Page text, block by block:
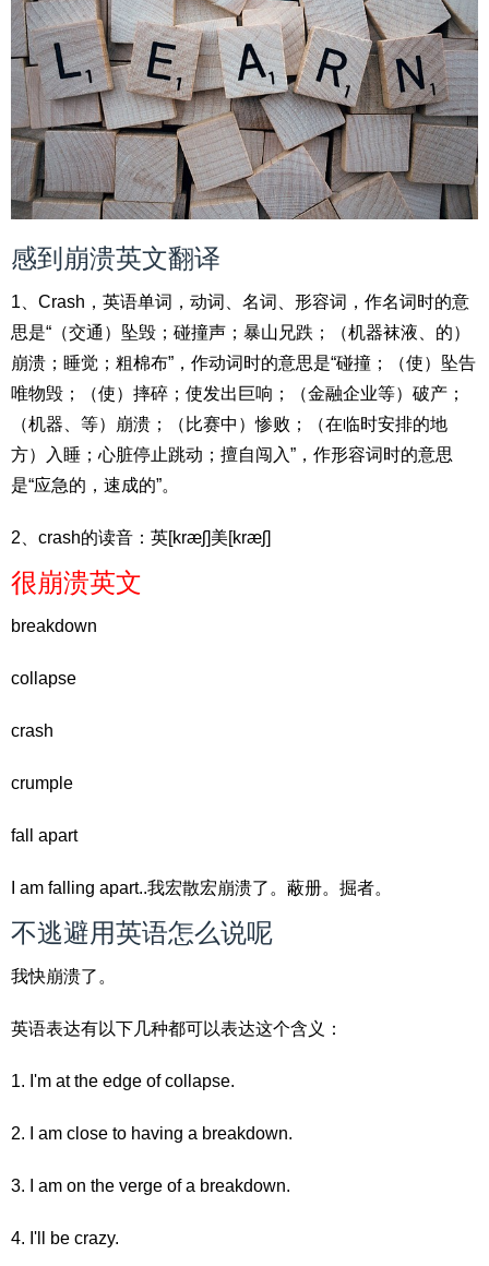
感到崩溃英文翻译
1、Crash，英语单词，动词、名词、形容词，作名词时的意
思是“（交通）坠毁；碰撞声；暴山兄跌；（机器袜液、的）
崩溃；睡觉；粗棉布”，作动词时的意思是“碰撞；（使）坠告
唯物毁；（使）摔碎；使发出巨响；（金融企业等）破产；
（机器、等）崩溃；（比赛中）惨败；（在临时安排的地
方）入睡；心脏停止跳动；擅自闯入”，作形容词时的意思
是“应急的，速成的”。
2、crash的读音：英[kræʃ]美[kræʃ]
很崩溃英文
breakdown
collapse
crash
crumple
fall apart
I am falling apart..我宏散宏崩溃了。蔽册。掘者。
不逃避用英语怎么说呢
我快崩溃了。
英语表达有以下几种都可以表达这个含义：
1. I'm at the edge of collapse.
2. I am close to having a breakdown.
3. I am on the verge of a breakdown.
4. I'll be crazy.